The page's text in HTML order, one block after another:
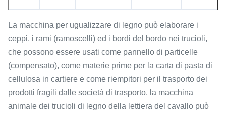
La macchina per ugualizzare di legno può elaborare i
ceppi, i rami (ramoscelli) ed i bordi del bordo nei trucioli,
che possono essere usati come pannello di particelle
(compensato), come materie prime per la carta di pasta di
cellulosa in cartiere e come riempitori per il trasporto dei
prodotti fragili dalle società di trasporto. la macchina
animale dei trucioli di legno della lettiera del cavallo può